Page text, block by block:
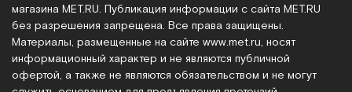
магазина MET.RU. Публикация информации с сайта MET.RU
без разрешения запрещена. Все права защищены.
Материалы, размещенные на сайте www.met.ru , носят
информационный характер и не являются публичной
офертой, а также не являются обязательством и не могут